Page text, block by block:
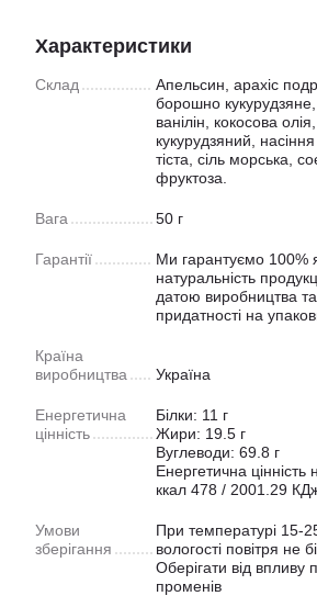
Характеристики
Склад
Апельсин, арахіс
борошно
ванілін, кокосова
кукурудзяний,
тіста, сіль морська,
фруктоза.
Вага 50 г
Гарантії
Ми гарантуємо 100%
натуральність
датою виробництва
придатності на
Країна
виробництва
Україна
Енергетична
цінність
Білки: 11 г
Жири: 19.5 г
Вуглеводи: 69.8 г
Енергетична цінність
ккал 478 / 2001.29
Умови
зберігання
При температурі 15-
вологості повітря не
Оберігати від впливу
променів